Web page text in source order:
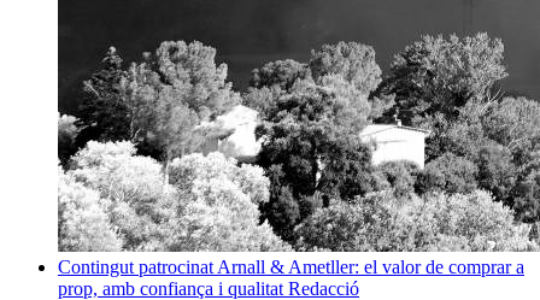
Contingut patrocinat Arnall & Ametller: el valor de comprar a
prop, amb confiança i qualitat Redacció